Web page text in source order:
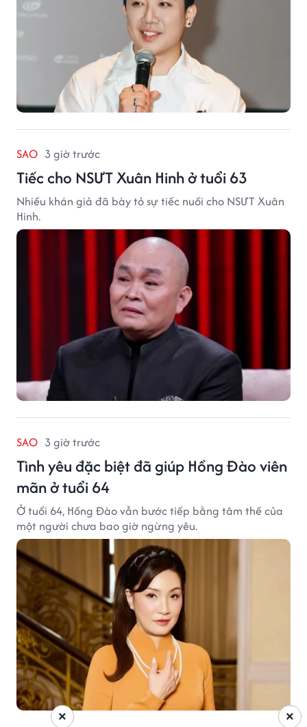
SAO 3 giờ trước
Tiếc cho NSƯT Xuân Hinh ở tuổi 63
Nhiều khán giả đã bày tỏ sự tiếc nuối cho NSƯT Xuân
Hinh.
SAO 3 giờ trước
Tình yêu đặc biệt đã giúp Hồng Đào viên
mãn ở tuổi 64
Ở tuổi 64, Hồng Đào vẫn bước tiếp bằng tâm thế của
một người chưa bao giờ ngừng yêu.
×
×